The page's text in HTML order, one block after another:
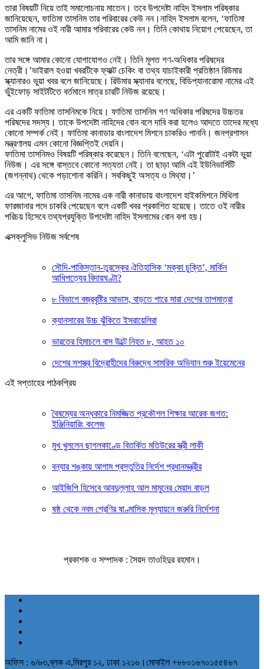
তারা বিষয়টি নিয়ে তাই সমালোচনায় মাতেন। তবে উপদেষ্টা নাহিদ ইসলাম পরিষ্কার
জানিয়েছেন, ফাতিমা তাসনিম তার পরিবারের কেউ নন।নাহিদ ইসলাম বলেন, ‘ফাতিমা
তাসনিম নামের ওই নারী আমার পরিবারের কেউ নন। তিনি কোথায় নিয়োগ পেয়েছেন, তা
আমি জানি না।
তার সঙ্গে আমার কোনো যোগাযোগও নেই। তিনি মূলত গণ-অধিকার পরিষদের
নেত্রী।’ভাইরাল হওয়া খবরটিকে ফ্যাক্ট চেকিং বা তথ্য যাচাইকারী প্রতিষ্ঠান রিউমার
স্ক্যানারও ভুয়া খবর বলে জানিয়েছে। রিউমার স্ক্যানার বলেছে, বিডিপ্যানারোমা নামের এই
ভুঁইফোড় সাইটটিতে বর্তমানে মাত্র চারটি নিউজ রয়েছে।
এর একটি ফাতিমা তাসনিমকে নিয়ে। ফাতিমা তাসনিম গণ অধিকার পরিষদের উচ্চতর
পরিষদের সদস্য। তাকে উপদেষ্টা নাহিদের বোন বলে দাবি করা হলেও আদতে তাদের মধ্যে
কোনো সম্পর্ক নেই। ফাতিমা কানাডার বাংলাদেশ মিশনে চাকরিও পাননি। জনপ্রশাসন
মন্ত্রণালয় এমন কোনো বিজ্ঞপ্তিই দেয়নি।
ফাতিমা তাসনিমও বিষয়টি পরিষ্কার করেছেন। তিনি বলেছেন, ‘এটা পুরোটাই একটা ভুয়া
নিউজ। এর সঙ্গে বাস্তবে কোনো সত্যতা নেই। তা ছাড়া আমি এই ইউনিভার্সিটি
(জগন্নাথ) থেকে পড়াশোনা করিনি। সবকিছুই অসত্য ও মিথ্যা।’
এর আগে, ফাতিমা তাসনিম নামের এক নারী কানাডায় বাংলাদেশ হাইকমিশনে মিথিলা
ফারজানার পদে চাকরি পেয়েছেন বলে একটি খবর প্রকাশিত হয়েছে। তাতে ওই নারীর
পরিচয় হিসেবে তথ্যপ্রযুক্তি উপদেষ্টা নাহিদ ইসলামের বোন বলা হয়।
এক্সক্লুসিভ নিউজ সর্বশেষ
সৌদি-পাকিস্তান-তুরস্কের ঐতিহাসিক ‘মক্কা চুক্তি’, মার্কিন
আধিপত্যের বিদায়ঘণ্টা?
৮ বিভাগে বজ্রবৃষ্টির আভাস, বাড়তে পারে সারা দেশের তাপমাত্রা
ক্যানসারের উচ্চ ঝুঁকিতে ইসরায়েলিরা
ভারতের হিমাচলে বাস উল্টে নিহত ৮, আহত ১০
দেশের সশস্ত্র বিদ্রোহীদের বিরুদ্ধে সামরিক অভিযান শুরু ইয়েমেনের
এই সপ্তাহের পাঠকপ্রিয়
বৈষম্যের অন্ধকারে নিমজ্জিত প্রকৌশল শিক্ষার আরেক জগত:
ইঞ্জিনিয়ারিং কলেজ
মুখ খুললেন ছাগলকাণ্ডে বিতর্কিত মতিউরের স্ত্রী লাকী
বন্যার শঙ্কায় আগাম প্রস্তুতির নির্দেশ প্রধানমন্ত্রীর
আইজিপি হিসেবে আবদুল্লাহ আল মামুনের মেয়াদ বাড়ল
ষষ্ঠ থেকে নবম শ্রেণির ষাণ্মাসিক মূল্যায়নে জরুরি নির্দেশনা
প্রকাশক ও সম্পাদক : সৈয়দ তাওহিদুর রহমান।
অফিস : ৬/৬৩,ব্লক এ,মিরপুর ১২, ঢাকা ১২১৬।মোবাইল +৮৮০১৬৭০১৫৫৪৬৭